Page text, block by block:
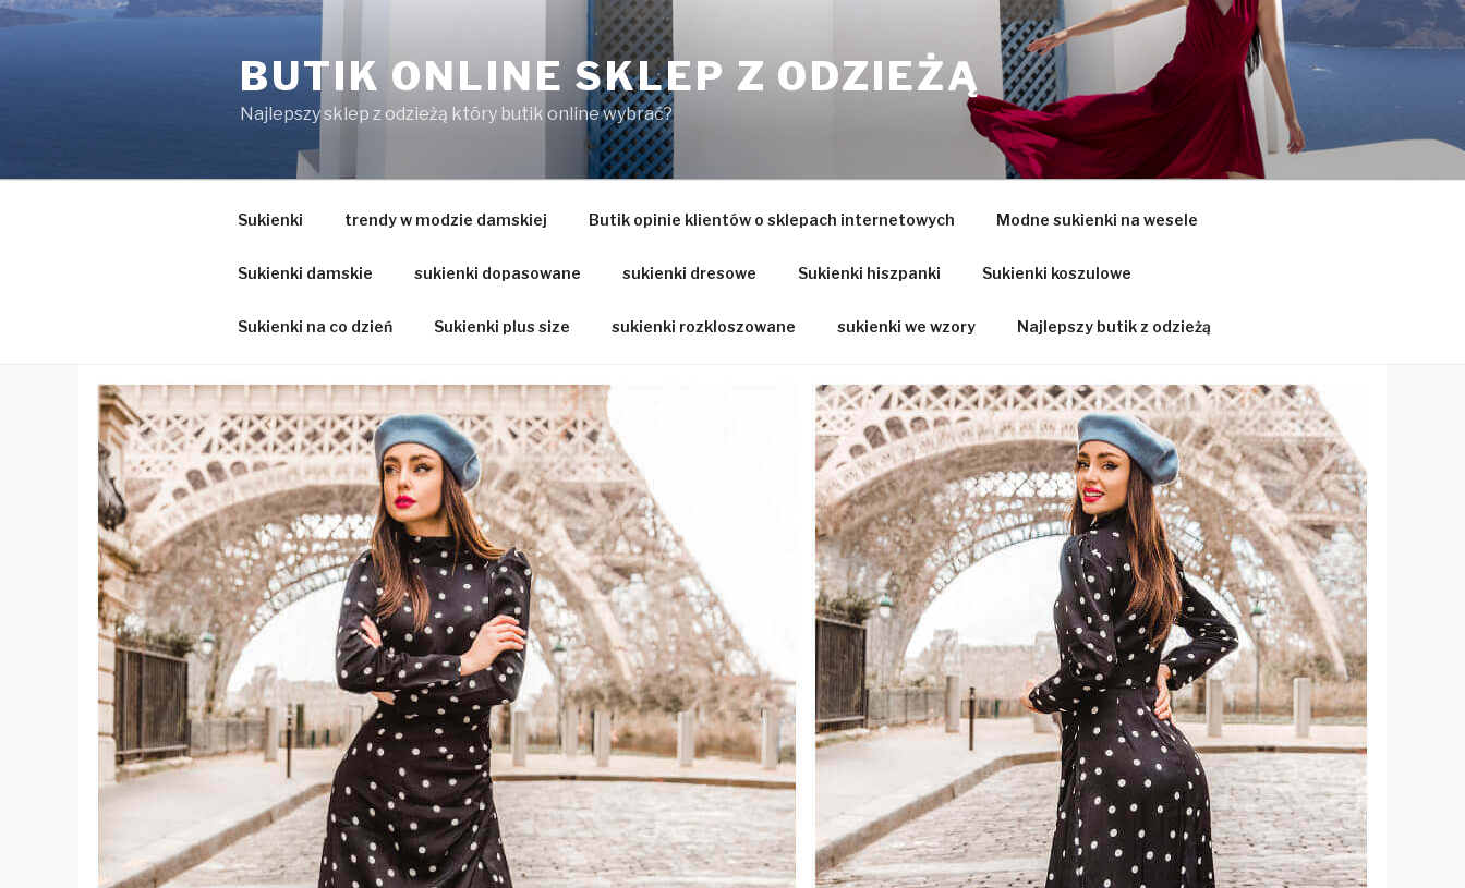
Przejdź
BUTIK ONLINE SKLEP Z ODZIEŻĄ
Najlepszy sklep z odzieżą który butik online wybrać?
Sukienki trendy w modzie damskiej Butik opinie klientów o sklepach internetowych Modne sukienki na wesele
Sukienki damskie sukienki dopasowane sukienki dresowe Sukienki hiszpanki Sukienki koszulowe
Sukienki na co dzień Sukienki plus size sukienki rozkloszowane sukienki we wzory Najlepszy butik z odzieżą